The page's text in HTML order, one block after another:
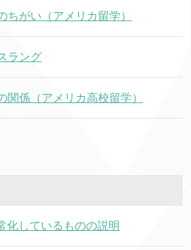
ちがい（アメリカ留学）
ラング
関係（アメリカ高校留学）
化しているものの説明